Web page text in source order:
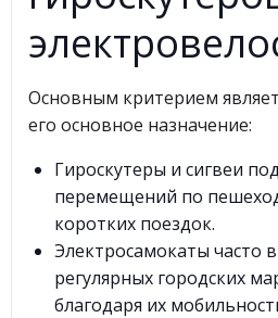
Основным критерием
его основное назначение:
Гироскутеры и сигвеи
перемещений по
коротких поездок.
Электросамокаты часто
регулярных городских
благодаря их